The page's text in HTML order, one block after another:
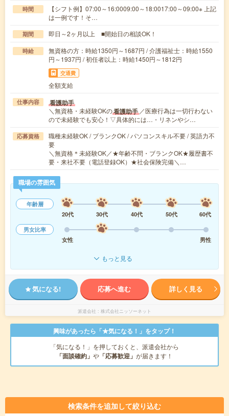
時間
【シフト例】07:00～16:0009:00～18:0017:00～09:00※ 上記
は一例です！そ…
期間 即日～2ヶ月以上 ■開始日の相談OK！
時給
無資格の方：時給1350円～1687円 / 介護福祉士：時給1550
円～1937円 / 初任者以上：時給1450円～1812円
交通費
全額支給
仕事内容 看護助手
＼無資格・未経験OKの看護助手 ／医療行為は一切行わない
ので未経験でも安心！▽具体的には…・リネンやシ…
応募資格
職種未経験OK / ブランクOK / パソコンスキル不要 / 英語力不
要
＼無資格＊未経験OK／★年齢不問・ブランクOK★履歴書不
要・来社不要（電話登録OK）★社会保険完備＼…
職場の雰囲気
年齢層
20代
30代 40代 50代
60代
男女比率
女性
男性
もっと見る
気になる! 応募へ進む 詳しく見る
派遣会社 株式会社ニッソーネット
興味があったら「★気になる！」をタップ！
「気になる！」を押しておくと、派遣会社から
「面談確約」 や 「応募歓迎」 が届きます！
検索条件を追加して絞り込む